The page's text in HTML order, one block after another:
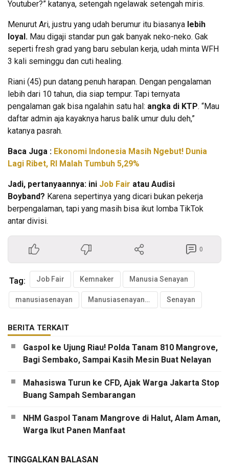
Youtuber?” katanya, setengah ngelawak setengah miris.
Menurut Ari, justru yang udah berumur itu biasanya lebih
loyal. Mau digaji standar pun gak banyak neko-neko. Gak
seperti fresh grad yang baru sebulan kerja, udah minta WFH
3 kali seminggu dan cuti healing.
Riani (45) pun datang penuh harapan. Dengan pengalaman
lebih dari 10 tahun, dia siap tempur. Tapi ternyata
pengalaman gak bisa ngalahin satu hal: angka di KTP. “Mau
daftar admin aja kayaknya harus balik umur dulu deh,”
katanya pasrah.
Baca Juga : Ekonomi Indonesia Masih Ngebut! Dunia
Lagi Ribet, RI Malah Tumbuh 5,29%
Jadi, pertanyaannya: ini Job Fair atau Audisi
Boyband? Karena sepertinya yang dicari bukan pekerja
berpengalaman, tapi yang masih bisa ikut lomba TikTok
antar divisi.
0
Tag: Job Fair Kemnaker Manusia Senayan
manusiasenayan Manusiasenayan.id Senayan
BERITA TERKAIT
Gaspol ke Ujung Riau! Polda Tanam 810 Mangrove,
Bagi Sembako, Sampai Kasih Mesin Buat Nelayan
Mahasiswa Turun ke CFD, Ajak Warga Jakarta Stop
Buang Sampah Sembarangan
NHM Gaspol Tanam Mangrove di Halut, Alam Aman,
Warga Ikut Panen Manfaat
TINGGALKAN BALASAN